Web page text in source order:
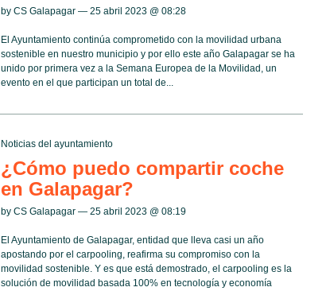
by CS Galapagar — 25 abril 2023 @ 08:28
El Ayuntamiento continúa comprometido con la movilidad urbana
sostenible en nuestro municipio y por ello este año Galapagar se ha
unido por primera vez a la Semana Europea de la Movilidad, un
evento en el que participan un total de...
Noticias del ayuntamiento
¿Cómo puedo compartir coche
en Galapagar?
by CS Galapagar — 25 abril 2023 @ 08:19
El Ayuntamiento de Galapagar, entidad que lleva casi un año
apostando por el carpooling, reafirma su compromiso con la
movilidad sostenible. Y es que está demostrado, el carpooling es la
solución de movilidad basada 100% en tecnología y economía